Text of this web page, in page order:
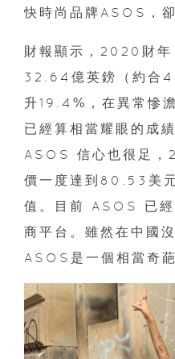
快時尚品牌ASOS，
財報顯示，2020財
32.64億英鎊（約合
升19.4%，在異常慘
已經算相當耀眼的成
ASOS 信心也很足
價一度達到80.53美
值。目前 ASOS 已經
商平台。雖然在中國
ASOS是一個相當奇